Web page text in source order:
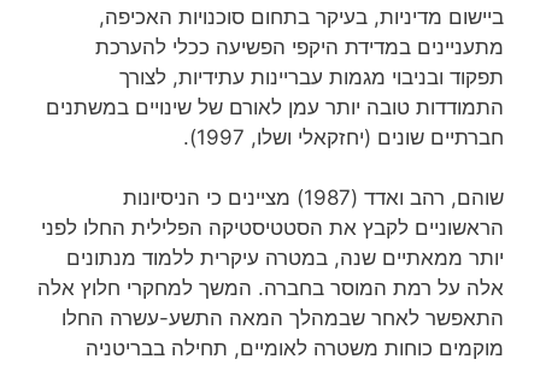
ביישום מדיניות, בעיקר בתחום סוכנויות האכיפה,
מתעניינים במדידת היקפי הפשיעה ככלי להערכת
תפקוד ובניבוי מגמות עבריינות עתידיות, לצורך
התמודדות טובה יותר עמן לאורם של שינויים במשתנים
חברתיים שונים (יחזקאלי ושלו, 1997).
שוהם, רהב ואדד (1987) מציינים כי הניסיונות
הראשוניים לקבץ את הסטטיסטיקה הפלילית החלו לפני
יותר ממאתיים שנה, במטרה עיקרית ללמוד מנתונים
אלה על רמת המוסר בחברה. המשך למחקרי חלוץ אלה
התאפשר לאחר שבמהלך המאה התשע-עשרה החלו
מוקמים כוחות משטרה לאומיים, תחילה בבריטניה